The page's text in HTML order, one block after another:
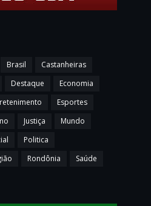
Brasil
Castanheiras
Destaque
Economia
Esportes
Justiça
Mundo
Politica
Rondônia
Saúde